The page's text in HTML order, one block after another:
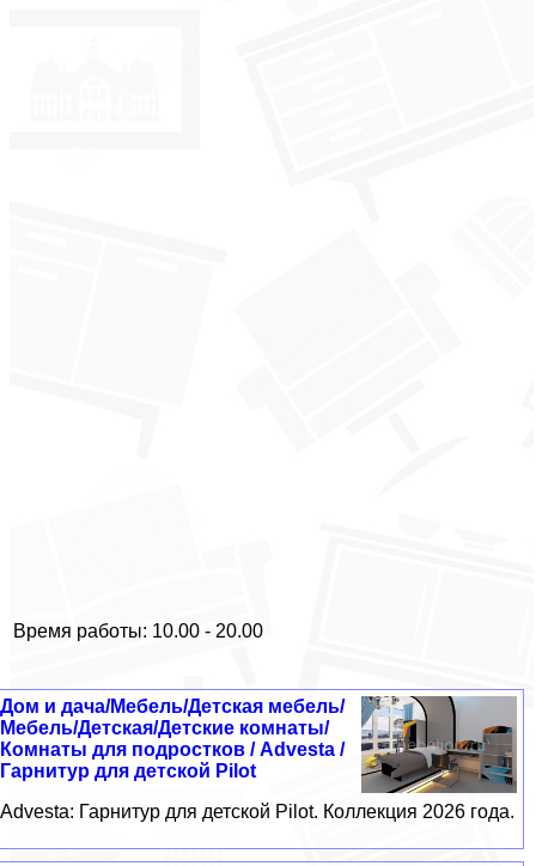
Время работы: 10.00 - 20.00
Дом и дача/Мебель/Детская мебель/
Мебель/Детская/Детские комнаты/
Комнаты для подростков / Advesta /
Гарнитур для детской Pilot
Advesta: Гарнитур для детской Pilot. Коллекция 2026 года.